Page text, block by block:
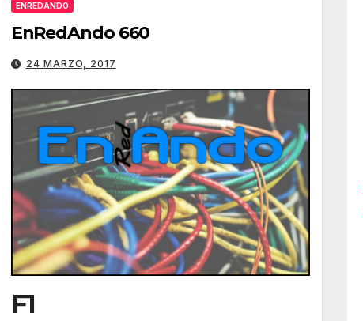
volumen.
ENREDANDO
EnRedAndo 660
24 MARZO, 2017
F1